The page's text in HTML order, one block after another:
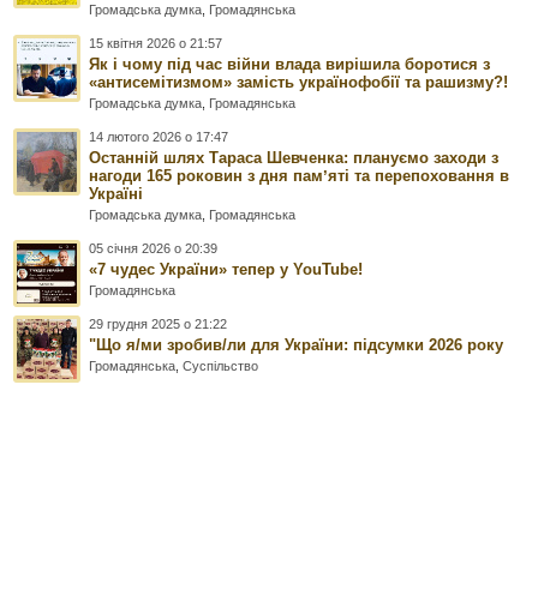
Громадська думка Громадянська
15 квітня 2026 о 21:57
Як і чому під час війни влада вирішила боротися з
«антисемітизмом» замість українофобії та рашизму?!
Громадська думка Громадянська
14 лютого 2026 о 17:47
Останній шлях Тараса Шевченка: плануємо заходи з
нагоди 165 роковин з дня памʼяті та перепоховання в
Україні
Громадська думка Громадянська
05 січня 2026 о 20:39
«7 чудес України» тепер у YouTube!
Громадянська
29 грудня 2025 о 21:22
"Що я/ми зробив/ли для України: підсумки 2026 року
Громадянська ,Суспільство